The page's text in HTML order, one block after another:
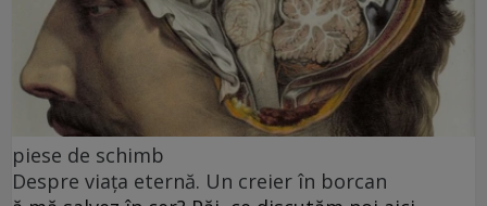
piese de schimb
Despre viața eternă. Un creier în borcan